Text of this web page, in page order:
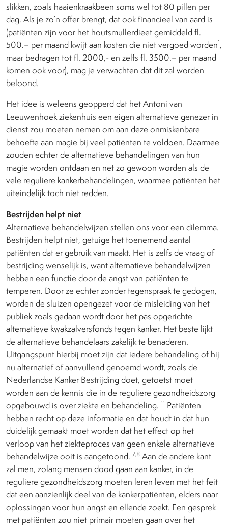
slikken, zoals haaienkraakbeen soms wel tot 80 pillen per
dag. Als je zo’n offer brengt, dat ook financieel van aard is
(patiënten zijn voor het houtsmullerdieet gemiddeld fl.
500.– per maand kwijt aan kosten die niet vergoed worden1,
maar bedragen tot fl. 2000,- en zelfs fl. 3500.– per maand
komen ook voor), mag je verwachten dat dit zal worden
beloond.
Het idee is weleens geopperd dat het Antoni van
Leeuwenhoek ziekenhuis een eigen alternatieve genezer in
dienst zou moeten nemen om aan deze onmiskenbare
behoefte aan magie bij veel patiënten te voldoen. Daarmee
zouden echter de alternatieve behandelingen van hun
magie worden ontdaan en net zo gewoon worden als de
vele reguliere kankerbehandelingen, waarmee patiënten het
uiteindelijk toch niet redden.
Bestrijden helpt niet
Alternatieve behandelwijzen stellen ons voor een dilemma.
Bestrijden helpt niet, getuige het toenemend aantal
patiënten dat er gebruik van maakt. Het is zelfs de vraag of
bestrijding wenselijk is, want alternatieve behandelwijzen
hebben een functie door de angst van patiënten te
temperen. Door ze echter zonder tegenspraak te gedogen,
worden de sluizen opengezet voor de misleiding van het
publiek zoals gedaan wordt door het pas opgerichte
alternatieve kwakzalversfonds tegen kanker. Het beste lijkt
de alternatieve behandelaars zakelijk te benaderen.
Uitgangspunt hierbij moet zijn dat iedere behandeling of hij
nu alternatief of aanvullend genoemd wordt, zoals de
Nederlandse Kanker Bestrijding doet, getoetst moet
worden aan de kennis die in de reguliere gezondheidszorg
opgebouwd is over ziekte en behandeling. 11 Patiënten
hebben recht op deze informatie en dat houdt in dat hun
duidelijk gemaakt moet worden dat het effect op het
verloop van het ziekteproces van geen enkele alternatieve
behandelwijze ooit is aangetoond. 7,8 Aan de andere kant
zal men, zolang mensen dood gaan aan kanker, in de
reguliere gezondheidszorg moeten leren leven met het feit
dat een aanzienlijk deel van de kankerpatiënten, elders naar
oplossingen voor hun angst en ellende zoekt. Een gesprek
met patiënten zou niet primair moeten gaan over het